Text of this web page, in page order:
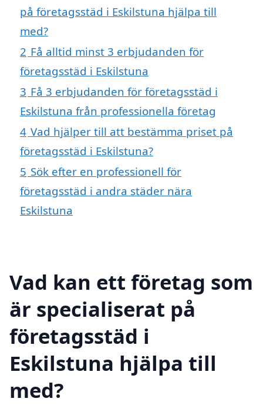
på företagsstäd i Eskilstuna hjälpa till
med?
2 Få alltid minst 3 erbjudanden för
företagsstäd i Eskilstuna
3 Få 3 erbjudanden för företagsstäd i
Eskilstuna från professionella företag
4 Vad hjälper till att bestämma priset på
företagsstäd i Eskilstuna?
5 Sök efter en professionell för
företagsstäd i andra städer nära
Eskilstuna
Vad kan ett företag som
är specialiserat på
företagsstäd i
Eskilstuna hjälpa till
med?